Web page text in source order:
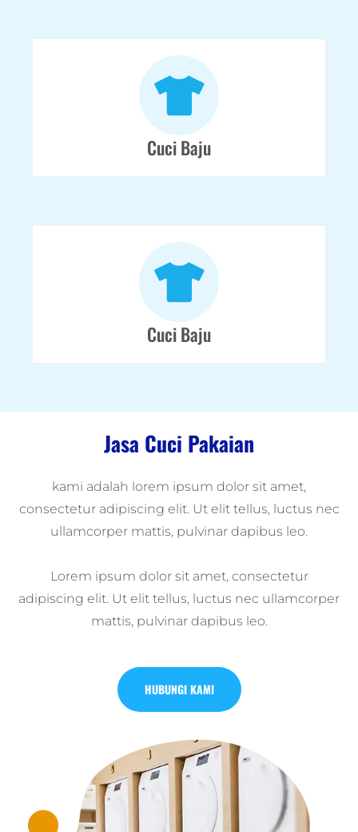
Cuci Baju
Cuci Baju
Jasa Cuci Pakaian
kami adalah lorem ipsum dolor sit amet,
consectetur adipiscing elit. Ut elit tellus, luctus nec
ullamcorper mattis, pulvinar dapibus leo.
Lorem ipsum dolor sit amet, consectetur
adipiscing elit. Ut elit tellus, luctus nec ullamcorper
mattis, pulvinar dapibus leo.
HUBUNGI KAMI